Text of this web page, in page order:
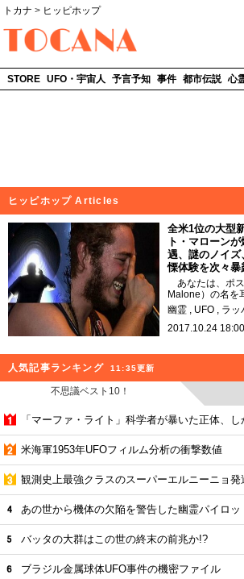
トカナ > ヒッピホップ
STORE UFO・宇宙人 予言予知 事件 都市伝説 心
ヒッピホップ Articles
全米1位の大型
ト・マローン
遇、謎のノイ
慄体験を次々暴
あなたは、ポ
Malone）の名を
幽霊
UFO ラッ
2017.10.24 18:00
人気記事ランキング 11:35更新
不思議ベスト10！
「マーファ・ライト」科学者が暴いた正体、
米海軍1953年UFOフィルム分析の衝撃数値
観測史上最強クラスのスーパーエルニーニョ発
あの世から機体の欠陥を警告した幽霊パイロッ
バッタの大群はこの世の終末の前兆か!?
ブラジル金属球体UFO事件の機密ファイル